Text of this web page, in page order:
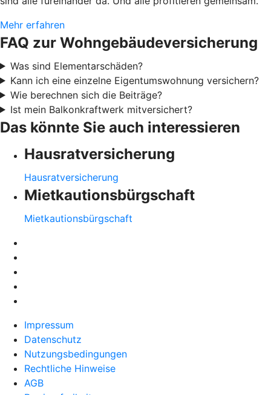
Mehr erfahren
FAQ zur Wohngebäudeversicherung
Was sind Elementarschäden?
Kann ich eine einzelne Eigentumswohnung versichern?
Wie berechnen sich die Beiträge?
Ist mein Balkonkraftwerk mitversichert?
Das könnte Sie auch interessieren
Hausratversicherung
Hausratversicherung
Mietkautionsbürgschaft
Mietkautionsbürgschaft
Impressum
Datenschutz
Nutzungsbedingungen
Rechtliche Hinweise
AGB